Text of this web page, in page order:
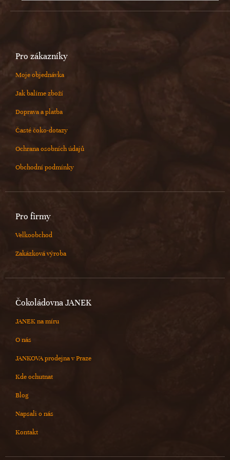
Pro zákazníky
Moje objednávka
Jak balíme zboží
Doprava a platba
Časté čoko-dotazy
Ochrana osobních údajů
Obchodní podmínky
Pro firmy
Velkoobchod
Zakázková výroba
Čokoládovna JANEK
JANEK na míru
O nás
JANKOVA prodejna v Praze
Kde ochutnat
Blog
Napsali o nás
Kontakt